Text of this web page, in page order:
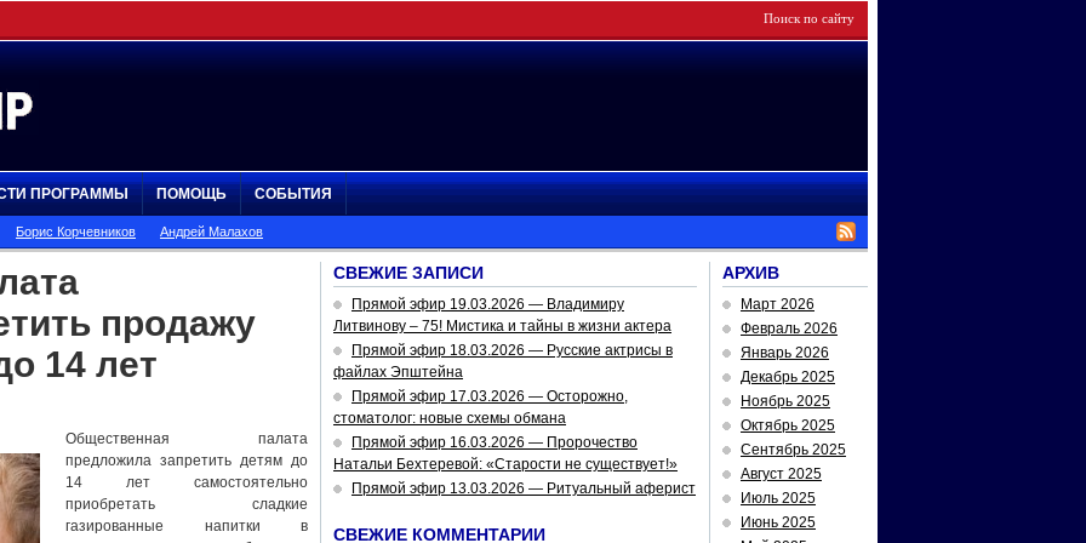
ПРОГРАММЫ ПОМОЩЬ СОБЫТИЯ
Борис Корчевников Андрей Малахов
продажу
14 лет
Общественная палата
предложила запретить детям до
14 лет самостоятельно
приобретать сладкие
газированные напитки в
СВЕЖИЕ ЗАПИСИ
Прямой эфир 19.03.2026 — Владимиру
Литвинову – 75! Мистика и тайны в жизни актера
Прямой эфир 18.03.2026 — Русские актрисы в
файлах Эпштейна
Прямой эфир 17.03.2026 — Осторожно,
стоматолог: новые схемы обмана
Прямой эфир 16.03.2026 — Пророчество
Натальи Бехтеревой: «Старости не существует!»
Прямой эфир 13.03.2026 — Ритуальный аферист
СВЕЖИЕ КОММЕНТАРИИ
АРХИВ
Март 2026
Февраль 2026
Январь 2026
Декабрь 2025
Ноябрь 2025
Октябрь 2025
Сентябрь 2025
Август 2025
Июль 2025
Июнь 2025